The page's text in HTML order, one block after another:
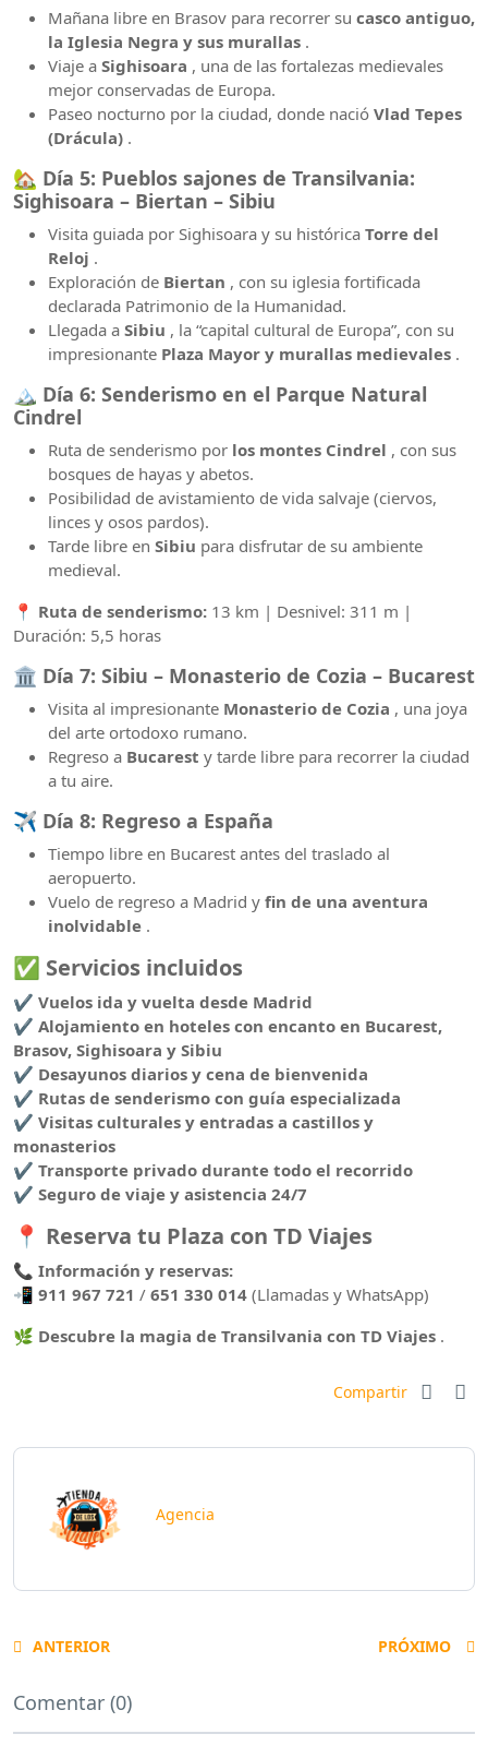
Mañana libre en Brasov para recorrer su casco antiguo,
la Iglesia Negra y sus murallas .
Viaje a Sighisoara , una de las fortalezas medievales
mejor conservadas de Europa.
Paseo nocturno por la ciudad, donde nació Vlad Tepes
(Drácula) .
🏡 Día 5: Pueblos sajones de Transilvania:
Sighisoara – Biertan – Sibiu
Visita guiada por Sighisoara y su histórica Torre del
Reloj .
Exploración de Biertan , con su iglesia fortificada
declarada Patrimonio de la Humanidad.
Llegada a Sibiu , la “capital cultural de Europa”, con su
impresionante Plaza Mayor y murallas medievales .
🏔️ Día 6: Senderismo en el Parque Natural
Cindrel
Ruta de senderismo por los montes Cindrel , con sus
bosques de hayas y abetos.
Posibilidad de avistamiento de vida salvaje (ciervos,
linces y osos pardos).
Tarde libre en Sibiu para disfrutar de su ambiente
medieval.
📍 Ruta de senderismo: 13 km | Desnivel: 311 m |
Duración: 5,5 horas
🏛️ Día 7: Sibiu – Monasterio de Cozia – Bucarest
Visita al impresionante Monasterio de Cozia , una joya
del arte ortodoxo rumano.
Regreso a Bucarest y tarde libre para recorrer la ciudad
a tu aire.
✈️ Día 8: Regreso a España
Tiempo libre en Bucarest antes del traslado al
aeropuerto.
Vuelo de regreso a Madrid y fin de una aventura
inolvidable .
✅ Servicios incluidos
✔️ Vuelos ida y vuelta desde Madrid
✔️ Alojamiento en hoteles con encanto en Bucarest,
Brasov, Sighisoara y Sibiu
✔️ Desayunos diarios y cena de bienvenida
✔️ Rutas de senderismo con guía especializada
✔️ Visitas culturales y entradas a castillos y
monasterios
✔️ Transporte privado durante todo el recorrido
✔️ Seguro de viaje y asistencia 24/7
📍 Reserva tu Plaza con TD Viajes
📞 Información y reservas:
📲 911 967 721 / 651 330 014 (Llamadas y WhatsApp)
🌿 Descubre la magia de Transilvania con TD Viajes .
Compartir
Agencia
ANTERIOR PRÓXIMO
Comentar (0)